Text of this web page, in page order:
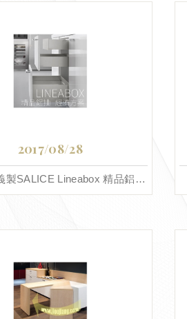
2017/08/28
本日新增義製SALICE Lineabox 精品鋁抽 經濟方案